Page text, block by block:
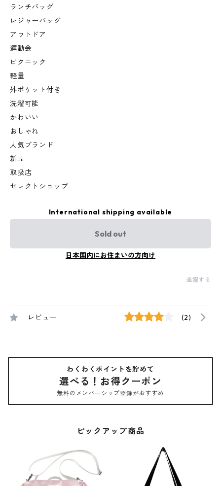
ランチバッグ
レジャーバッグ
アウトドア
運動会
ピクニック
軽量
外ポケット付き
洗濯可能
かわいい
おしゃれ
人気ブランド
新品
取扱店
セレクトショップ
International shipping available
Sold out
日本国内にお住まいの方向け
通報する
レビュー (2)
わくわくポイントを貯めて
選べる！お得クーポン
無料のメンバーシップ登録がおすすめ
ピックアップ商品